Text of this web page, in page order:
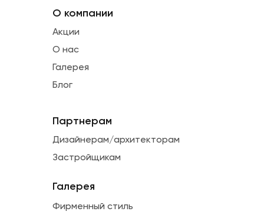
О компании
Акции
О нас
Галерея
Блог
Партнерам
Дизайнерам/архитекторам
Застройщикам
Галерея
Фирменный стиль